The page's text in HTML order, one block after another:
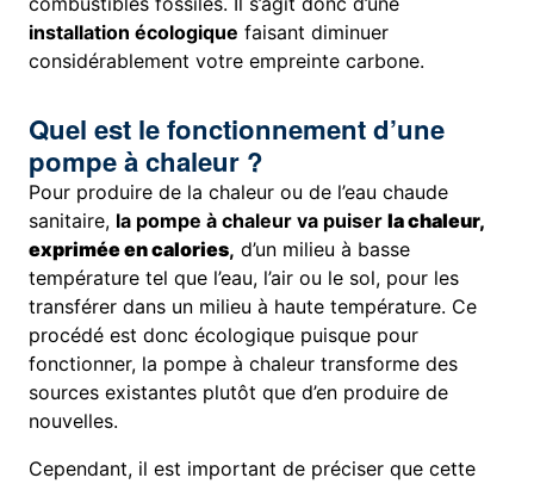
installation écologique faisant diminuer
considérablement votre empreinte carbone.
Quel est le fonctionnement d’une
pompe à chaleur ?
Pour produire de la chaleur ou de l’eau chaude
sanitaire, la pompe à chaleur va puiserla chaleur,
exprimée en calories, d’un milieu à basse
température tel que l’eau, l’air ou le sol, pour les
transférer dans un milieu à haute température. Ce
procédé est donc écologique puisque pour
fonctionner, la pompe à chaleur transforme des
sources existantes plutôt que d’en produire de
nouvelles.
Cependant, il est important de préciser que cette